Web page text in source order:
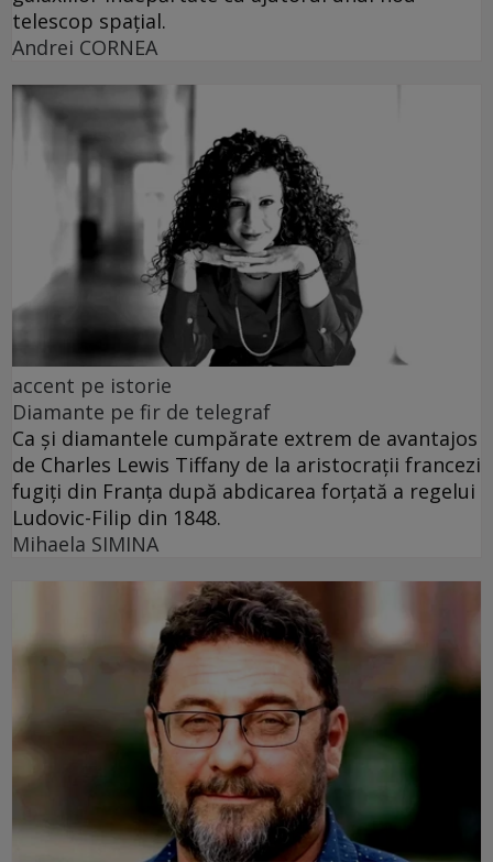
telescop spațial.
Andrei CORNEA
accent pe istorie
Diamante pe fir de telegraf
Ca și diamantele cumpărate extrem de avantajos
de Charles Lewis Tiffany de la aristocrații francezi
fugiți din Franța după abdicarea forțată a regelui
Ludovic-Filip din 1848.
Mihaela SIMINA